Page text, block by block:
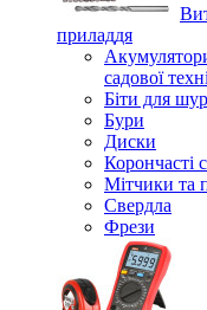
приладдя
садової
Біти для
Бури
Диски
Корончасті
Мітчики та
Свердла
Фрези